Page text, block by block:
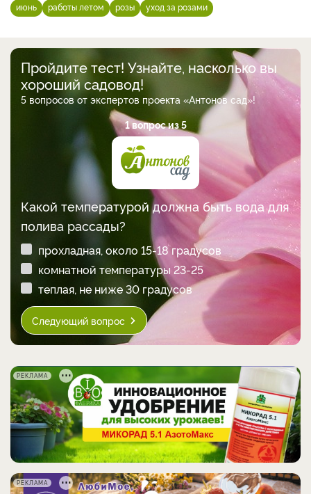
июнь работы летом розы уход за розами
Пройдите тест! Узнайте, насколько вы
хороший садовод!
5 вопросов от экспертов проекта «Антонов сад»!
1 вопрос из 5
Какой температурой должна быть вода для
полива рассады?
прохладная, около 15-18 градусов
комнатной температуры 23-25
теплая, не ниже 30 градусов
Следующий вопрос
РЕКЛАМА
РЕКЛАМА